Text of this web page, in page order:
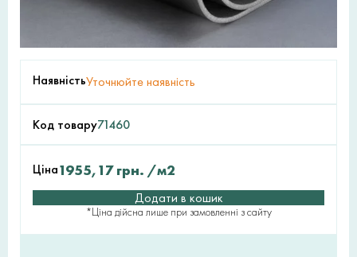
НаявністьУточнюйте наявність
Код товару71460
Ціна1955,17грн. /м2
Додати в кошик
*Ціна дійсна лише при замовленні з сайту